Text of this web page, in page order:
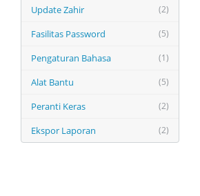
(2)
Update Zahir
(5)
Fasilitas Password
(1)
Pengaturan Bahasa
(5)
Alat Bantu
(2)
Peranti Keras
(2)
Ekspor Laporan